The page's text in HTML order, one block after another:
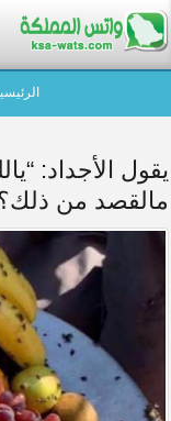
يقول الأجداد:
مالقصد من